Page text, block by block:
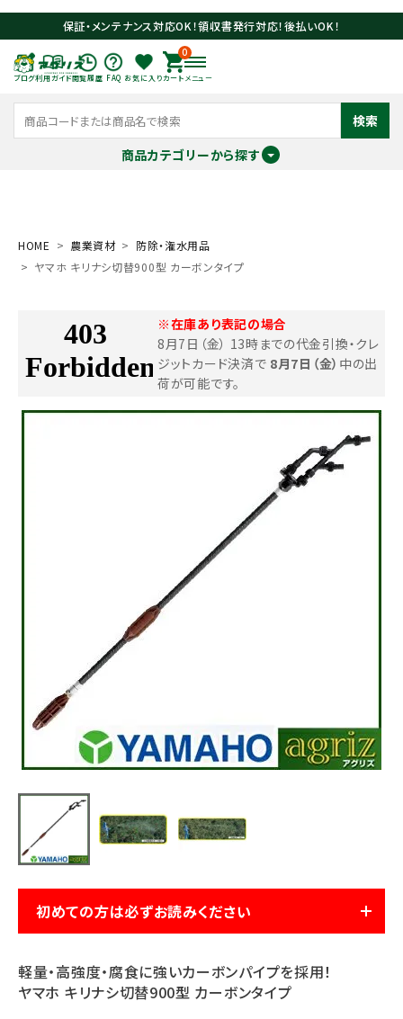
保証・メンテナンス対応OK！領収書発行対応！後払いOK！
ブログ利用ガイド閲覧履歴 FAQ お気に入り
0
カート メニュー
検索
商品カテゴリーから探す
search
レンタル
ブログ
利用ガイド
メールでのお問い合わせ
HOME 農業資材
防除・潅水用品
ヤマホ キリナシ切替900型 カーボンタイプ
※在庫あり表記の場合
8月7日（金） 13時までの代金引換・クレ
ジットカード決済で 8月7日（金） 中の出
荷が可能です。
初めての方は必ずお読みください
軽量・高強度・腐食に強いカーボンパイプを採用！
ヤマホ キリナシ切替900型 カーボンタイプ